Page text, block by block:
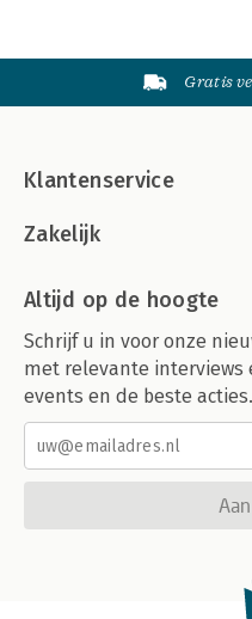
Gratis
Klantenservice
Zakelijk
Altijd op de hoogte
Schrijf u in voor onze
met relevante interviews
events en de beste acties.